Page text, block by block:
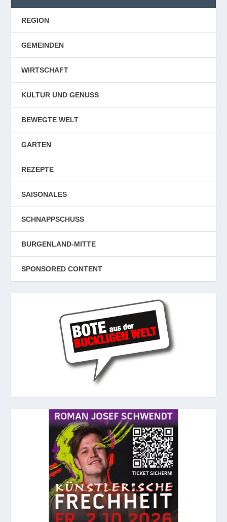
REGION
GEMEINDEN
WIRTSCHAFT
KULTUR UND GENUSS
BEWEGTE WELT
GARTEN
REZEPTE
SAISONALES
SCHNAPPSCHUSS
BURGENLAND-MITTE
SPONSORED CONTENT